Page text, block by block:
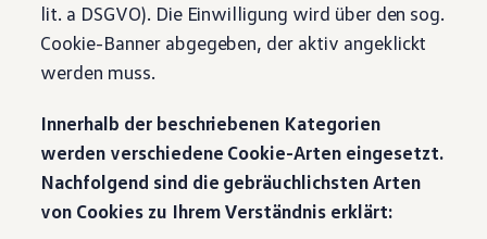
lit. a DSGVO). Die Einwilligung wird über den sog.
Cookie-Banner abgegeben, der aktiv angeklickt
werden muss.
Innerhalb der beschriebenen Kategorien
werden verschiedene Cookie-Arten eingesetzt.
Nachfolgend sind die gebräuchlichsten Arten
von Cookies zu Ihrem Verständnis erklärt: